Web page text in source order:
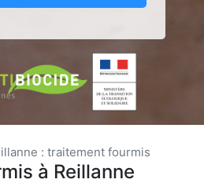
: traitement fourmis
à Reillanne